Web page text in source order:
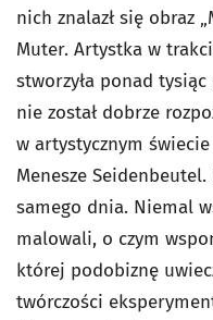
nich znalazł się obraz
Muter. Artystka w
stworzyła ponad
nie został dobrze
w artystycznym
Menesze
samego dnia. Niemal
malowali, o czym
której podobiznę
twórczości